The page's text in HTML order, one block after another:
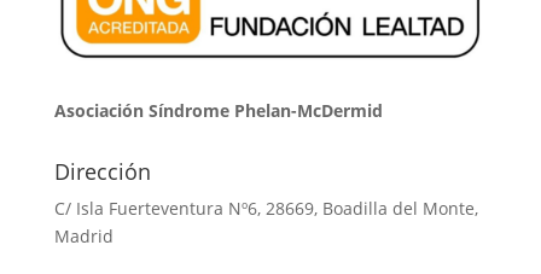
Asociación Síndrome Phelan-McDermid
Dirección
C/ Isla Fuerteventura Nº6, 28669, Boadilla del Monte,
Madrid